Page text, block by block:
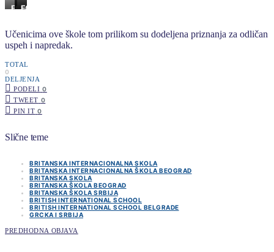
FOTO:FOTO:
FOTO:
Učenicima ove škole tom prilikom su dodeljena priznanja za odličan
uspeh i napredak.
TOTAL
0
DELJENJA
PODELI 0
TWEET 0
PIN IT 0
Slične teme
BRITANSKA INTERNACIONALNA SKOLA
BRITANSKA INTERNACIONALNA ŠKOLA BEOGRAD
BRITANSKA SKOLA
BRITANSKA ŠKOLA BEOGRAD
BRITANSKA ŠKOLA SRBIJA
BRITISH INTERNATIONAL SCHOOL
BRITISH INTERNATIONAL SCHOOL BELGRADE
GRCKA I SRBIJA
PREDHODNA OBJAVA